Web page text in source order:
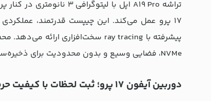
NVMe، فضایی وسیع و بدون محدودیت برای ذخیره‌سازی داده‌ها و بدون اینکه نیازی به حافظه خارجی احساس شود، فراهم می‌کند.
دوربین آیفون 17 پرو؛ ثبت لحظات با کیفیت حرفه‌ای